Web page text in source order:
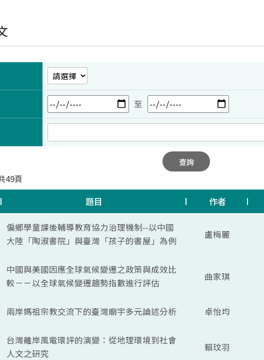
至
查詢
49頁
題目 作者
偏鄉學童課後輔導教育協力治理機制--以中國
大陸「陶淑書院」與臺灣「孩子的書屋」為例
盧梅麗
中國與美國因應全球氣候變遷之政策與成效比
較－－以全球氣候變遷趨勢指數進行評估
曲家琪
兩岸媽祖宗教交流下的臺灣廟宇多元論述分析 卓怡均
台灣離岸風電環評的演變：從地理環境到社會
人文之研究
賴玟羽